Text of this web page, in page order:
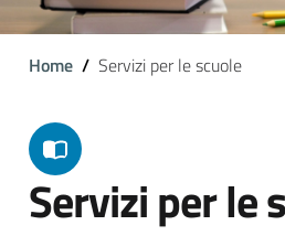
Home Servizi per le scuole
Servizi per le